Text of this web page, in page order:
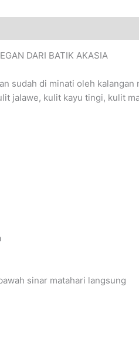
DARI BATIK AKASIA
sudah di minati oleh kalangan
jalawe, kulit kayu tingi, kulit
sinar matahari langsung